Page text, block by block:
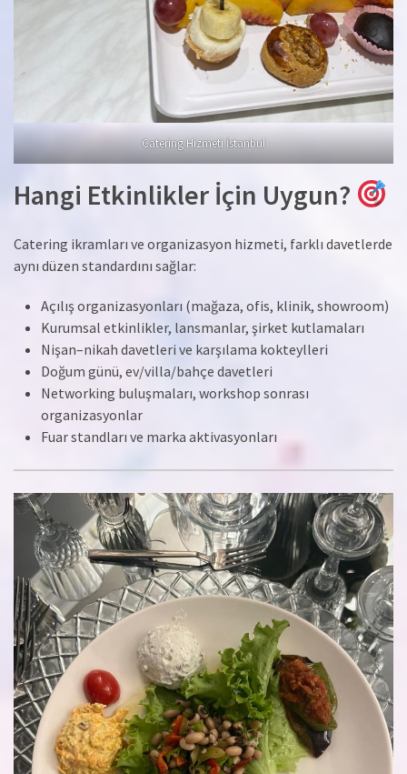
Catering Hizmeti İstanbul
Hangi Etkinlikler İçin Uygun?
Catering ikramları ve organizasyon hizmeti, farklı davetlerde
aynı düzen standardını sağlar:
Açılış organizasyonları (mağaza, ofis, klinik, showroom)
Kurumsal etkinlikler, lansmanlar, şirket kutlamaları
Nişan–nikah davetleri ve karşılama kokteylleri
Doğum günü, ev/villa/bahçe davetleri
Networking buluşmaları, workshop sonrası
organizasyonlar
Fuar standları ve marka aktivasyonları